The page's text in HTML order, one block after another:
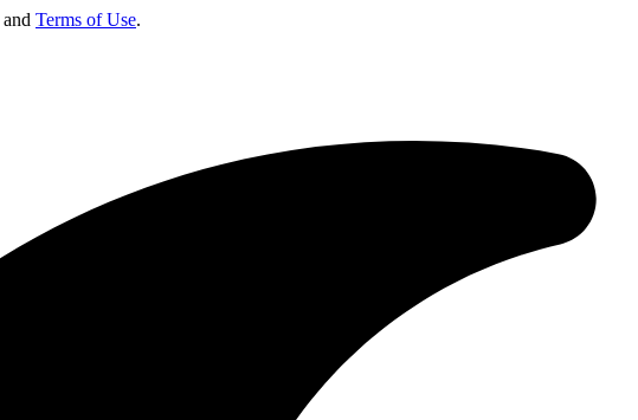
and Terms of Use.